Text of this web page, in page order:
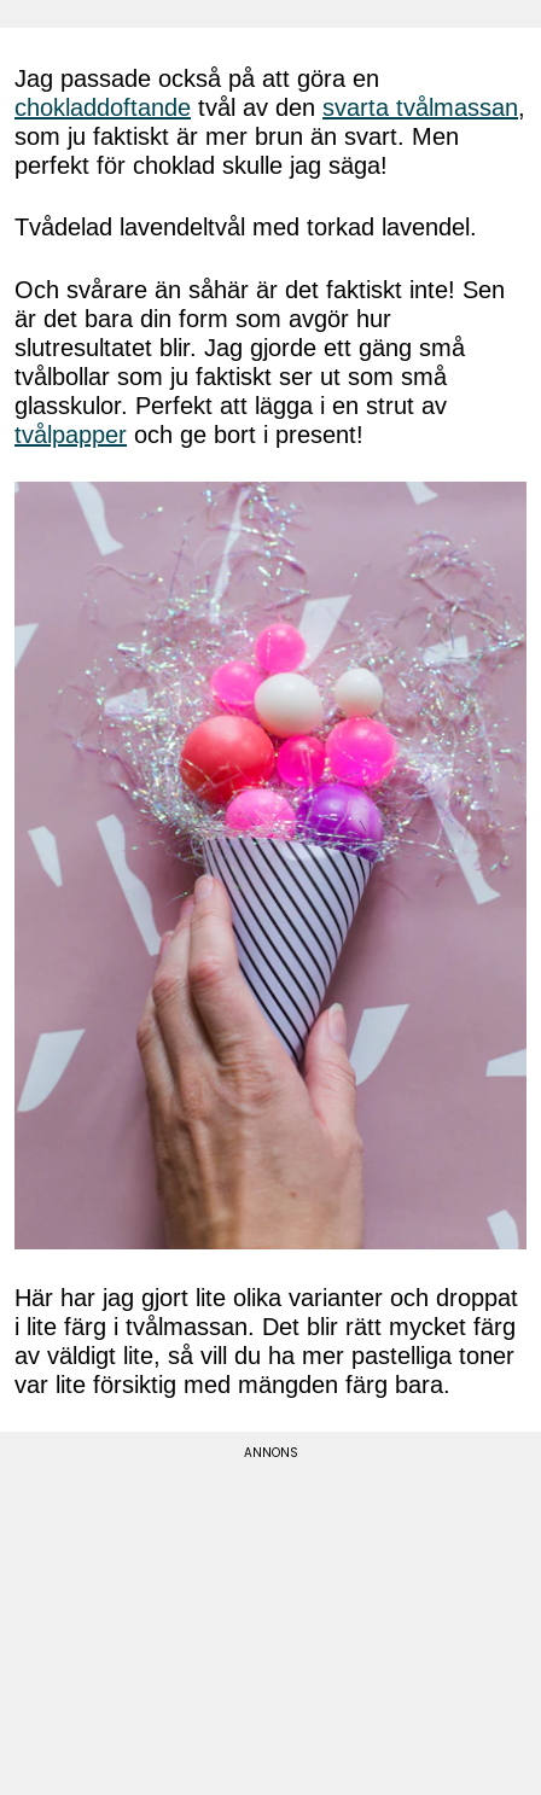
Jag passade också på att göra en
chokladdoftande tvål av den svarta tvålmassan,
som ju faktiskt är mer brun än svart. Men
perfekt för choklad skulle jag säga!
Tvådelad lavendeltvål med torkad lavendel.
Och svårare än såhär är det faktiskt inte! Sen
är det bara din form som avgör hur
slutresultatet blir. Jag gjorde ett gäng små
tvålbollar som ju faktiskt ser ut som små
glasskulor. Perfekt att lägga i en strut av
tvålpapper och ge bort i present!
Här har jag gjort lite olika varianter och droppat
i lite färg i tvålmassan. Det blir rätt mycket färg
av väldigt lite, så vill du ha mer pastelliga toner
var lite försiktig med mängden färg bara.